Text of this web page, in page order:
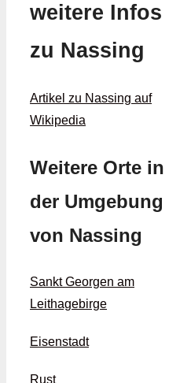
weitere Infos
zu Nassing
Artikel zu Nassing auf
Wikipedia
Weitere Orte in
der Umgebung
von Nassing
Sankt Georgen am
Leithagebirge
Eisenstadt
Rust